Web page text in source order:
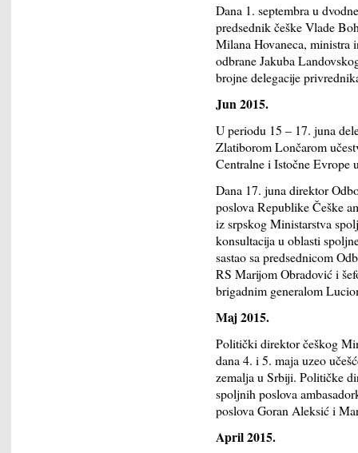
Dana 1. septembra u
predsednik češke Vlade
Milana Hovaneca, ministra
odbrane Jakuba
brojne delegacije
Jun 2015.
U periodu 15 – 17. juna
Zlatiborom Lončarom
Centralne i Istočne Evrope
Dana 17. juna direktor
poslova Republike Češke
iz srpskog Ministarstva
konsultacija u oblasti
sastao sa predsednicom
RS Marijom Obradović i
brigadnim generalom
Maj 2015.
Politički direktor češkog
dana 4. i 5. maja uzeo
zemalja u Srbiji. Političke
spoljnih poslova
poslova Goran Aleksić i
April 2015.